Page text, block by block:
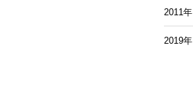
2011年
2019年